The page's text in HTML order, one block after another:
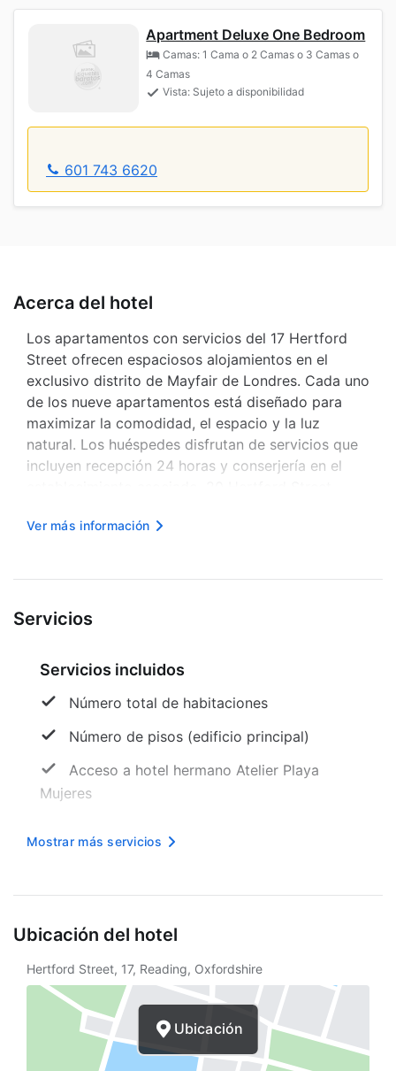
Apartment Deluxe One Bedroom
Camas: 1 Cama o 2 Camas o 3 Camas o
4 Camas
Vista: Sujeto a disponibilidad
601 743 6620
Acerca del hotel
Los apartamentos con servicios del 17 Hertford
Street ofrecen espaciosos alojamientos en el
exclusivo distrito de Mayfair de Londres. Cada uno
de los nueve apartamentos está diseñado para
maximizar la comodidad, el espacio y la luz
natural. Los huéspedes disfrutan de servicios que
incluyen recepción 24 horas y conserjería en el
servicio de limpieza, un sistema de entrada seguro
Ver más información
Servicios
Servicios incluidos
Número total de habitaciones
Número de pisos (edificio principal)
Acceso a hotel hermano Atelier Playa
Mujeres
No hay aparcamiento
Recepción
Hora de salida
Salida tardía
Internet inalámbrico
Mostrar más servicios
Ubicación del hotel
Hertford Street, 17, Reading, Oxfordshire
Ubicación